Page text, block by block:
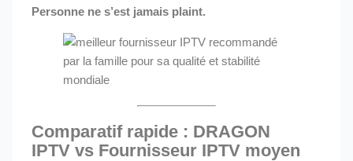
Personne ne s’est jamais plaint.
Comparatif rapide : DRAGON
IPTV vs Fournisseur IPTV moyen